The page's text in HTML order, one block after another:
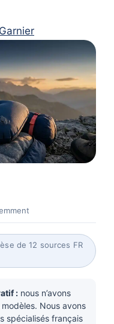
de 12 sources FR
: nous n’avons
Nous avons
spécialisés français